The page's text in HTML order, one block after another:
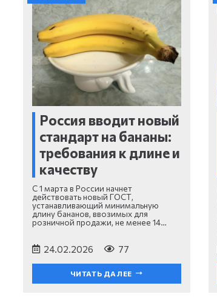
Россия вводит новый
стандарт на бананы:
требования к длине и
качеству
С 1 марта в России начнет
действовать новый ГОСТ,
устанавливающий минимальную
длину бананов, ввозимых для
розничной продажи, не менее 14…
24.02.2026 77
ЧИТАТЬ ДАЛЕЕ